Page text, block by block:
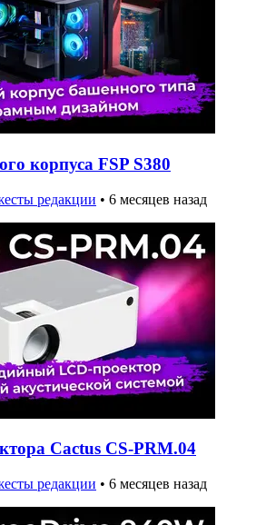
корпуса FSP S380
редакции • 6 месяцев назад
Cactus CS-PRM.04
редакции • 6 месяцев назад